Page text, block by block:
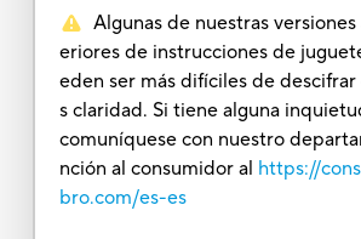
Algunas de nuestras
eriores de instrucciones de
eden ser más difíciles de
s claridad. Si tiene alguna
comuníquese con nuestro
nción al consumidor al https://
bro.com/es-es